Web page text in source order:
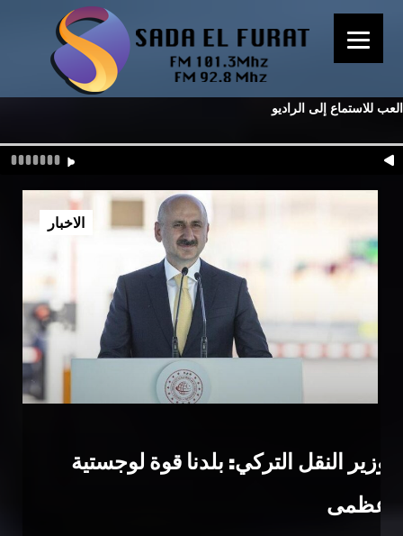
العب للاستماع إلى الراديو
وزير النقل التركي: بلدنا قوة لوجستية
عظمى
الاخبار